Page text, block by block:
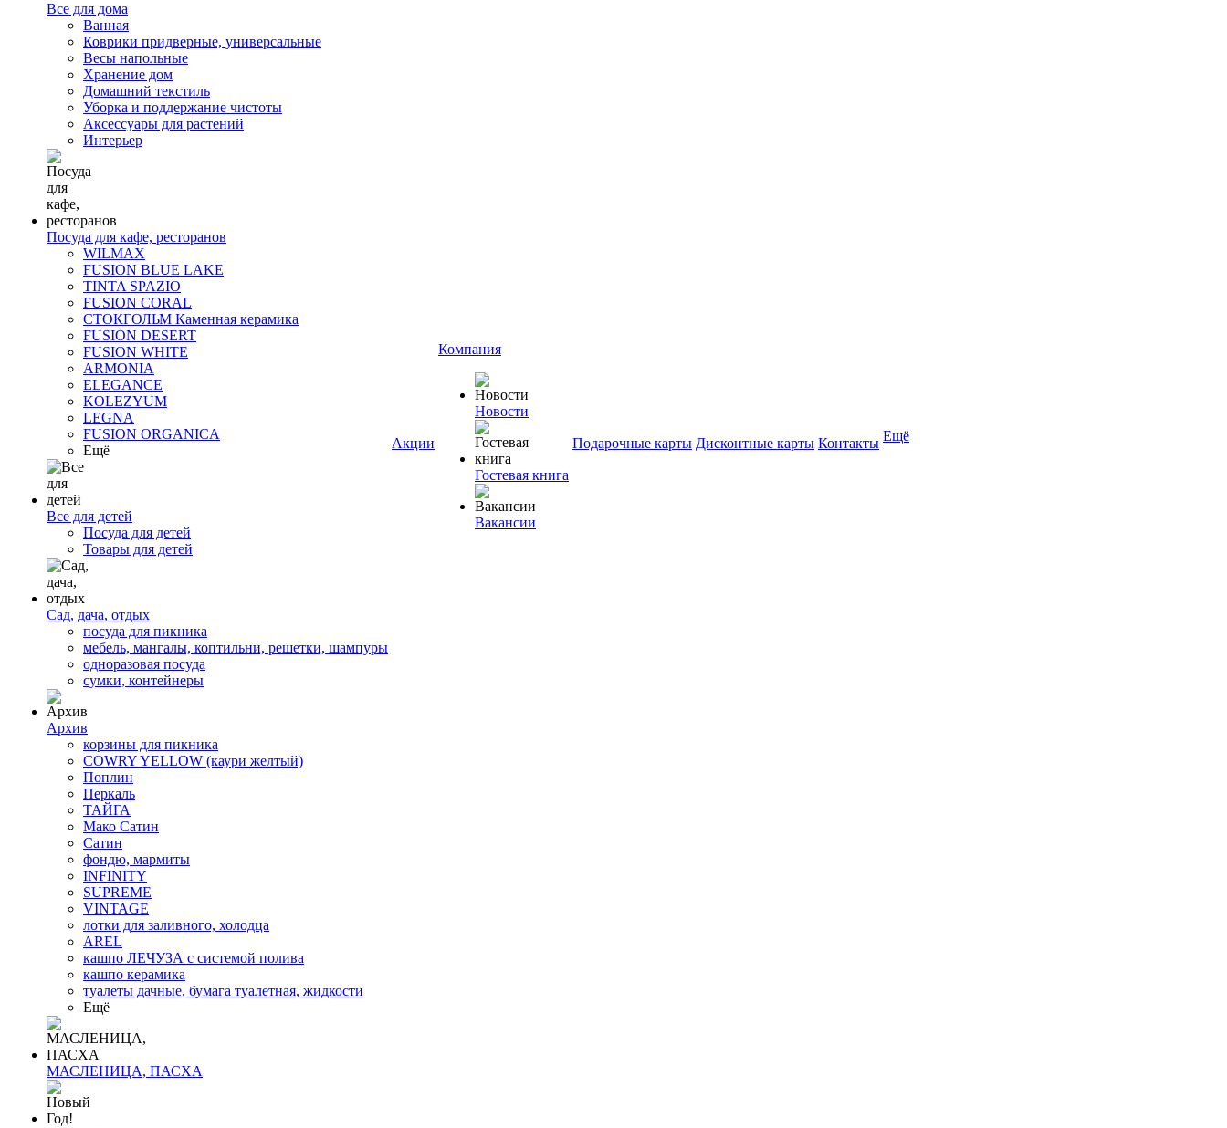
Все для дома
Ванная
Коврики придверные, универсальные
Весы напольные
Хранение дом
Домашний текстиль
Уборка и поддержание чистоты
Аксессуары для растений
Интерьер
Посуда для кафе, ресторанов
WILMAX
FUSION BLUE LAKE
TINTA SPAZIO
FUSION CORAL
СТОКГОЛЬМ Каменная керамика
FUSION DESERT
FUSION WHITE
ARMONIA
ELEGANCE
KOLEZYUM
LEGNA
FUSION ORGANICA
Ещё
Все для детей
Посуда для детей
Товары для детей
Сад, дача, отдых
посуда для пикника
мебель, мангалы, коптильни, решетки, шампуры
одноразовая посуда
сумки, контейнеры
Архив
корзины для пикника
COWRY YELLOW (каури желтый)
Поплин
Перкаль
ТАЙГА
Мако Сатин
Сатин
фондю, мармиты
INFINITY
SUPREME
VINTAGE
лотки для заливного, холодца
AREL
кашпо ЛЕЧУЗА с системой полива
кашпо керамика
туалеты дачные, бумага туалетная, жидкости
Ещё
МАСЛЕНИЦА, ПАСХА
Акции
Компания
Новости
Гостевая книга
Вакансии
Подарочные карты Дисконтные карты Контакты Ещё